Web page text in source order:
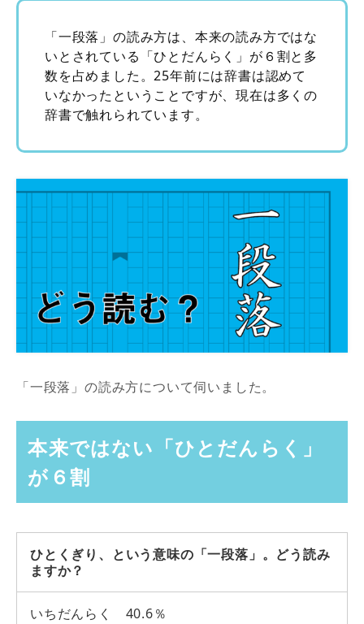
「一段落」の読み方は、本来の読み方ではな
いとされている「ひとだんらく」が６割と多
数を占めました。25年前には辞書は認めて
いなかったということですが、現在は多くの
辞書で触れられています。
「一段落」の読み方について伺いました。
本来ではない「ひとだんらく」
が６割
ひとくぎり、という意味の「一段落」。どう読み
ますか？
いちだんらく 40.6％